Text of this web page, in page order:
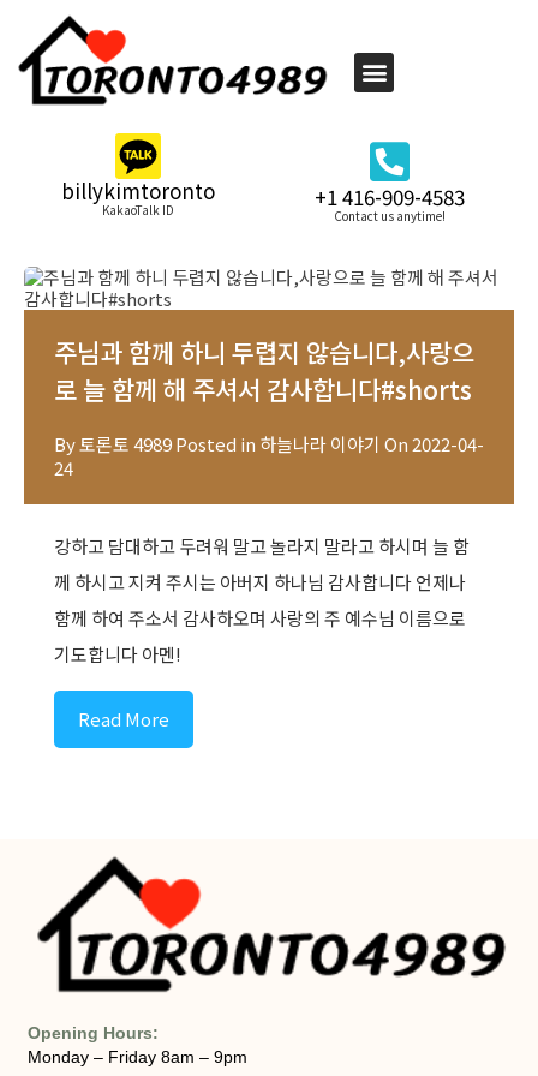
billykimtoronto
KakaoTalk ID +1 416-909-4583
Contact us anytime!
주님과 함께 하니 두렵지 않습니다,사랑으
로 늘 함께 해 주셔서 감사합니다#shorts
By토론토 4989Posted in 하늘나라 이야기 On2022-04-
24
강하고 담대하고 두려워 말고 놀라지 말라고 하시며 늘 함
께 하시고 지켜 주시는 아버지 하나님 감사합니다 언제나
함께 하여 주소서 감사하오며 사랑의 주 예수님 이름으로
기도합니다 아멘!
Read More
Opening Hours:
Monday – Friday 8am – 9pm